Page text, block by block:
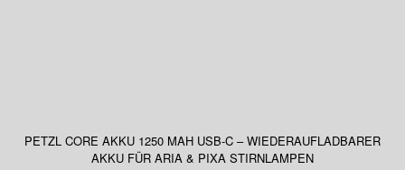
PETZL CORE AKKU 1250 MAH USB-C – WIEDERAUFLADBARER
AKKU FÜR ARIA & PIXA STIRNLAMPEN